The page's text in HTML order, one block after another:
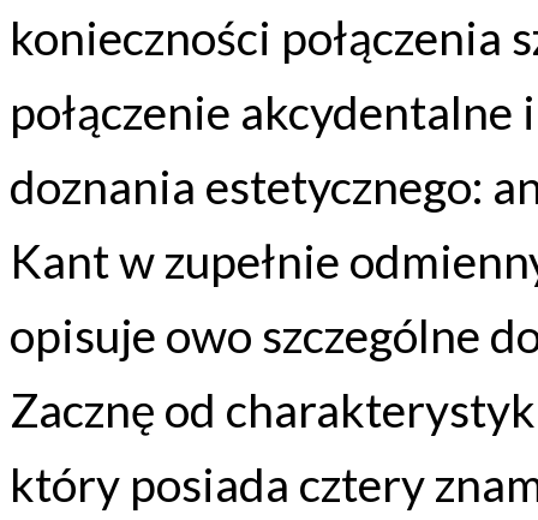
konieczności połączenia
połączenie
doznania estetycznego:
Kant w zupełnie
opisuje owo szczególne
Zacznę od
który posiada cztery